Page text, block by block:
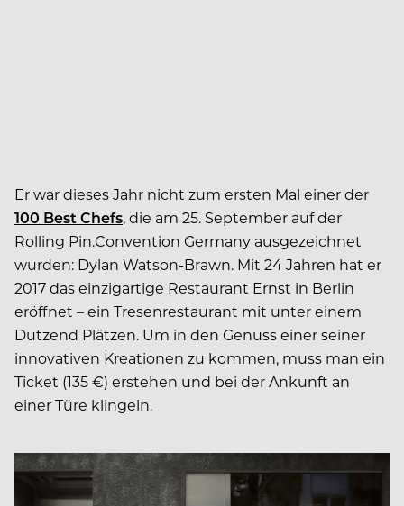
Er war dieses Jahr nicht zum ersten Mal einer der
100 Best Chefs, die am 25. September auf der
Rolling Pin.Convention Germany ausgezeichnet
wurden: Dylan Watson-Brawn. Mit 24 Jahren hat er
2017 das einzigartige Restaurant Ernst in Berlin
eröffnet – ein Tresenrestaurant mit unter einem
Dutzend Plätzen. Um in den Genuss einer seiner
innovativen Kreationen zu kommen, muss man ein
Ticket (135 €) erstehen und bei der Ankunft an
einer Türe klingeln.